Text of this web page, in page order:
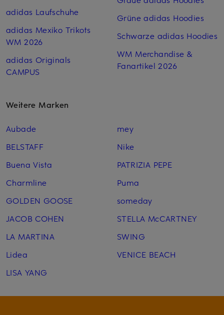
adidas Laufschuhe
adidas Mexiko Trikots
WM 2026
adidas Originals
CAMPUS
Grüne adidas Hoodies
Schwarze adidas Hoodies
WM Merchandise &
Fanartikel 2026
Weitere Marken
Aubade
BELSTAFF
Buena Vista
Charmline
GOLDEN GOOSE
JACOB COHEN
LA MARTINA
Lidea
LISA YANG
mey
Nike
PATRIZIA PEPE
Puma
someday
STELLA McCARTNEY
SWING
VENICE BEACH